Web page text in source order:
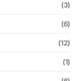
(3)
(6)
(12)
(1)